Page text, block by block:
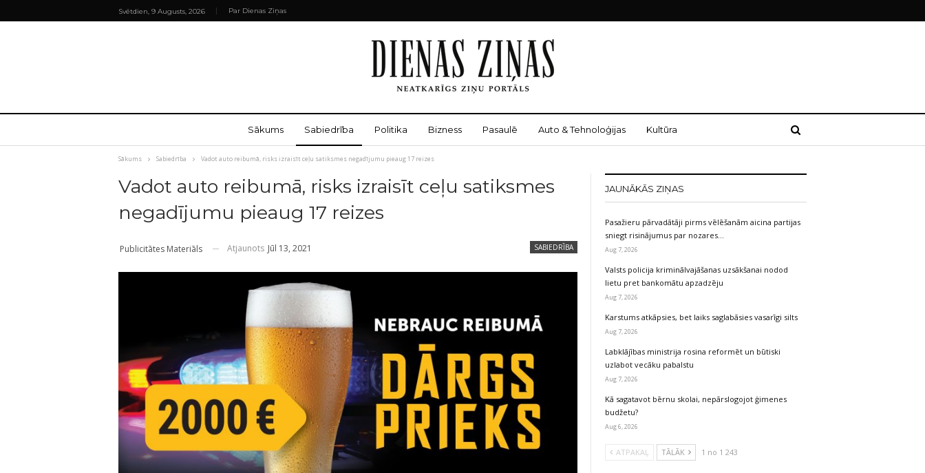
Svētdien, 9 Augusts, 2026 Par Dienas Ziņas
Sākums Sabiedrība Politika Bizness Pasaulē Auto & Tehnoloģijas Kultūra
Sākums Sabiedrība Vadot auto reibumā, risks izraisīt ceļu satiksmes negadījumu pieaug 17 reizes
Vadot auto reibumā, risks izraisīt ceļu satiksmes
negadījumu pieaug 17 reizes
SABIEDRĪBA
Publicitātes Materiāls Atjaunots Jūl 13, 2021
JAUNĀKĀS ZIŅAS
Pasažieru pārvadātāji pirms vēlēšanām aicina partijas
sniegt risinājumus par nozares…
Aug 7, 2026
Valsts policija kriminālvajāšanas uzsākšanai nodod
lietu pret bankomātu apzadzēju
Aug 7, 2026
Karstums atkāpsies, bet laiks saglabāsies vasarīgi silts
Aug 7, 2026
Labklājības ministrija rosina reformēt un būtiski
uzlabot vecāku pabalstu
Aug 7, 2026
Kā sagatavot bērnu skolai, nepārslogojot ģimenes
budžetu?
Aug 6, 2026
ATPAKAĻ TĀLĀK 1 no 1 243